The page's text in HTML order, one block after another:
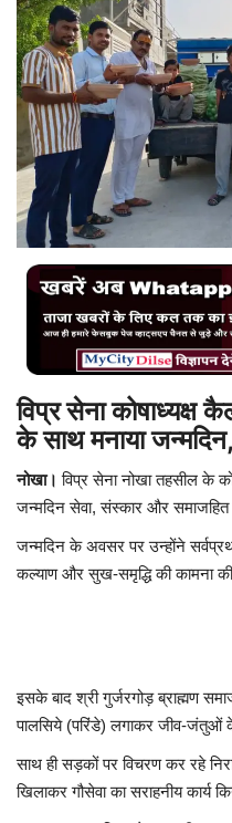
धर्म
बिजनेस
टेक ज्ञान
Language
English Hindi
विप्र सेना कोषाध्यक्ष
के साथ मनाया
नोखा। विप्र सेनानोखा तहसील के
जन्मदिन सेवा, संस्कार और
जन्मदिन के अवसर पर उन्होंने
कल्याण और सुख-समृद्धि की कामना
इसके बादश्री गुर्जरगोड़ ब्राह्मण
पालसिये (परिंडे) लगाकर जीव-जंतुओं
साथ ही सड़कों पर विचरण कर रहे
खिलाकर गौसेवा का सराहनीय कार्य